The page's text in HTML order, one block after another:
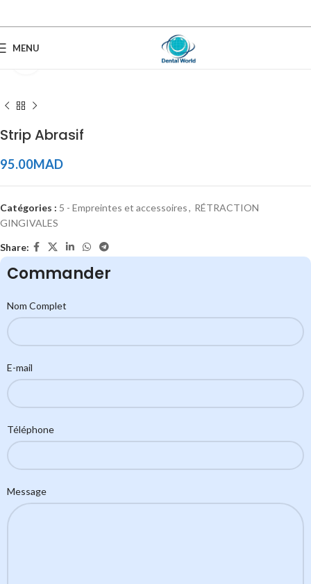
MENU
Strip Abrasif
95.00MAD
Catégories : 5 - Empreintes et accessoires, RÉTRACTION
GINGIVALES
Share:
Commander
Nom Complet
E-mail
Téléphone
Message